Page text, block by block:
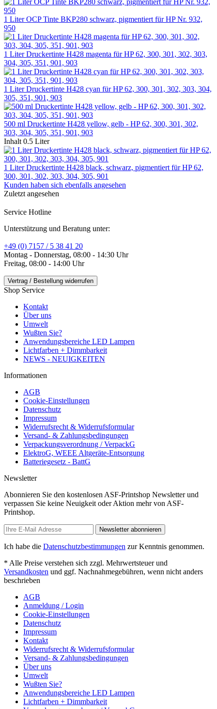
1 Liter OCP Tinte BKP280 schwarz, pigmentiert für HP Nr. 932,
950
1 Liter Druckertinte H428 magenta für HP 62, 300, 301, 302, 303,
304, 305, 351, 901, 903
1 Liter Druckertinte H428 cyan für HP 62, 300, 301, 302, 303, 304,
305, 351, 901, 903
500 ml Druckertinte H428 yellow, gelb - HP 62, 300, 301, 302,
303, 304, 305, 351, 901, 903
Inhalt 0.5 Liter
1 Liter Druckertinte H428 black, schwarz, pigmentiert für HP 62,
300, 301, 302, 303, 304, 305, 901
Kunden haben sich ebenfalls angesehen
Zuletzt angesehen
Service Hotline
Unterstützung und Beratung unter:
+49 (0) 7157 / 5 38 41 20
Montag - Donnerstag, 08:00 - 14:30 Uhr
Freitag, 08:00 - 14:00 Uhr
Vertrag / Bestellung widerrufen
Shop Service
Kontakt
Über uns
Umwelt
Wußten Sie?
Anwendungsbereiche LED Lampen
Lichtfarben + Dimmbarkeit
NEWS - NEUIGKEITEN
Informationen
AGB
Cookie-Einstellungen
Datenschutz
Impressum
Widerrufsrecht & Widerrufsformular
Versand- & Zahlungsbedingungen
Verpackungsverordnung / VerpackG
ElektroG, WEEE Altgeräte-Entsorgung
Batteriegesetz - BattG
Newsletter
Abonnieren Sie den kostenlosen ASF-Printshop Newsletter und
verpassen Sie keine Neuigkeit oder Aktion mehr von ASF-
Printshop.
Newsletter abonnieren
Ich habe die Datenschutzbestimmungen zur Kenntnis genommen.
* Alle Preise verstehen sich zzgl. Mehrwertsteuer und
Versandkosten und ggf. Nachnahmegebühren, wenn nicht anders
beschrieben
AGB
Anmeldung / Login
Cookie-Einstellungen
Datenschutz
Impressum
Kontakt
Widerrufsrecht & Widerrufsformular
Versand- & Zahlungsbedingungen
Über uns
Umwelt
Wußten Sie?
Anwendungsbereiche LED Lampen
Lichtfarben + Dimmbarkeit